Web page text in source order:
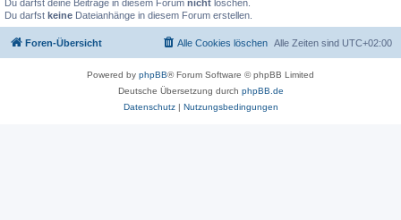
Du darfst deine Beiträge in diesem Forum nicht löschen.
Du darfst keine Dateianhänge in diesem Forum erstellen.
Foren-Übersicht Alle Zeiten sind UTC+02:00
Alle Cookies löschen
Powered by phpBB® Forum Software © phpBB Limited
Deutsche Übersetzung durch phpBB.de
Datenschutz| Nutzungsbedingungen